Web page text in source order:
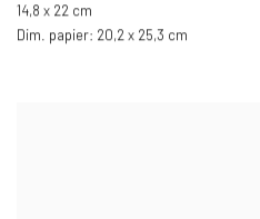
14,8 x 22 cm
Dim. papier: 20,2 x 25,3 cm